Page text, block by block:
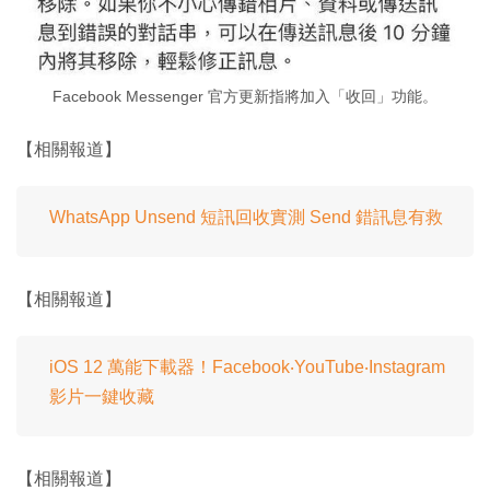
Facebook Messenger 官方更新指將加入「收回」功能。
【相關報道】
WhatsApp Unsend 短訊回收實測 Send 錯訊息有救
【相關報道】
iOS 12 萬能下載器！Facebook‧YouTube‧Instagram
影片一鍵收藏
【相關報道】